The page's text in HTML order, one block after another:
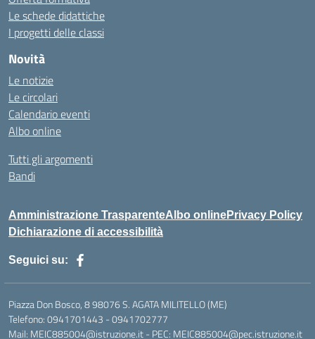
Le schede didattiche
I progetti delle classi
Novità
Le notizie
Le circolari
Calendario eventi
Albo online
Tutti gli argomenti
Bandi
Amministrazione TrasparenteAlbo onlinePrivacy Policy
Dichiarazione di accessibilità
Seguici su:
Piazza Don Bosco, 8 98076 S. AGATA MILITELLO (ME)
Telefono: 0941701443 - 0941702777
Mail: MEIC885004@istruzione.it - PEC: MEIC885004@pec.istruzione.it